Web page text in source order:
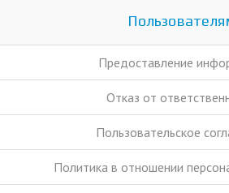
Предоставление
Отказ от
Пользовательское
Политика в отношении